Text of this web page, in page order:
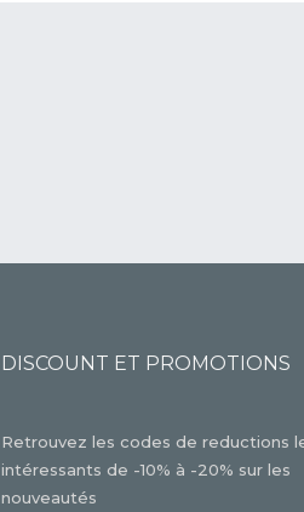
DISCOUNT ET PROMOTIONS
Retrouvez les codes de reductions
intéressants de -10% à -20% sur les
nouveautés